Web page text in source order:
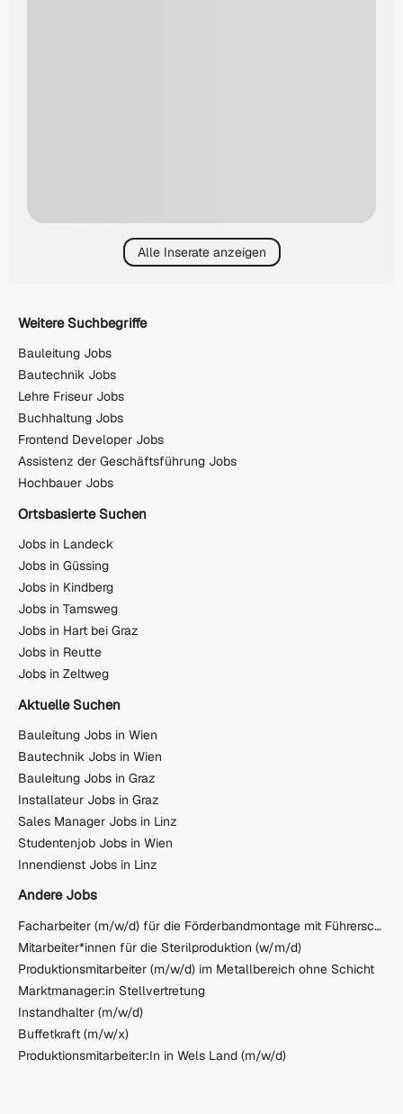
Alle Inserate anzeigen
Weitere Suchbegriffe
Bauleitung Jobs
Bautechnik Jobs
Lehre Friseur Jobs
Buchhaltung Jobs
Frontend Developer Jobs
Assistenz der Geschäftsführung Jobs
Hochbauer Jobs
Ortsbasierte Suchen
Jobs in Landeck
Jobs in Güssing
Jobs in Kindberg
Jobs in Tamsweg
Jobs in Hart bei Graz
Jobs in Reutte
Jobs in Zeltweg
Aktuelle Suchen
Bauleitung Jobs in Wien
Bautechnik Jobs in Wien
Bauleitung Jobs in Graz
Installateur Jobs in Graz
Sales Manager Jobs in Linz
Studentenjob Jobs in Wien
Innendienst Jobs in Linz
Andere Jobs
Facharbeiter (m/w/d) für die Förderbandmontage mit Führerschein Klasse B
Mitarbeiter*innen für die Sterilproduktion (w/m/d)
Produktionsmitarbeiter (m/w/d) im Metallbereich ohne Schicht
Marktmanager:in Stellvertretung
Instandhalter (m/w/d)
Buffetkraft (m/w/x)
Produktionsmitarbeiter:In in Wels Land (m/w/d)